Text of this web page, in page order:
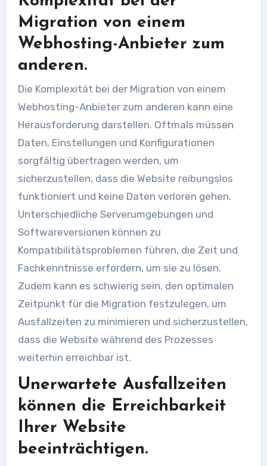
Migration von einem
Webhosting-Anbieter zum
anderen.
Die Komplexität bei der Migration von einem
Webhosting-Anbieter zum anderen kann eine
Herausforderung darstellen. Oftmals müssen
Daten, Einstellungen und Konfigurationen
sorgfältig übertragen werden, um
sicherzustellen, dass die Website reibungslos
funktioniert und keine Daten verloren gehen.
Unterschiedliche Serverumgebungen und
Softwareversionen können zu
Kompatibilitätsproblemen führen, die Zeit und
Fachkenntnisse erfordern, um sie zu lösen.
Zudem kann es schwierig sein, den optimalen
Zeitpunkt für die Migration festzulegen, um
Ausfallzeiten zu minimieren und sicherzustellen,
dass die Website während des Prozesses
weiterhin erreichbar ist.
Unerwartete Ausfallzeiten
können die Erreichbarkeit
Ihrer Website
beeinträchtigen.